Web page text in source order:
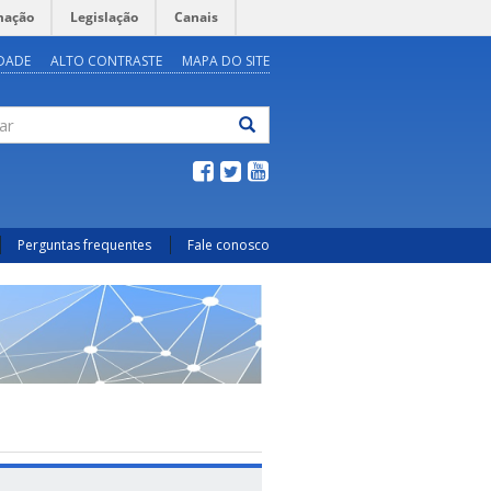
Legislação Canais
ALTO CONTRASTE MAPA DO SITE
Perguntas frequentes Fale conosco